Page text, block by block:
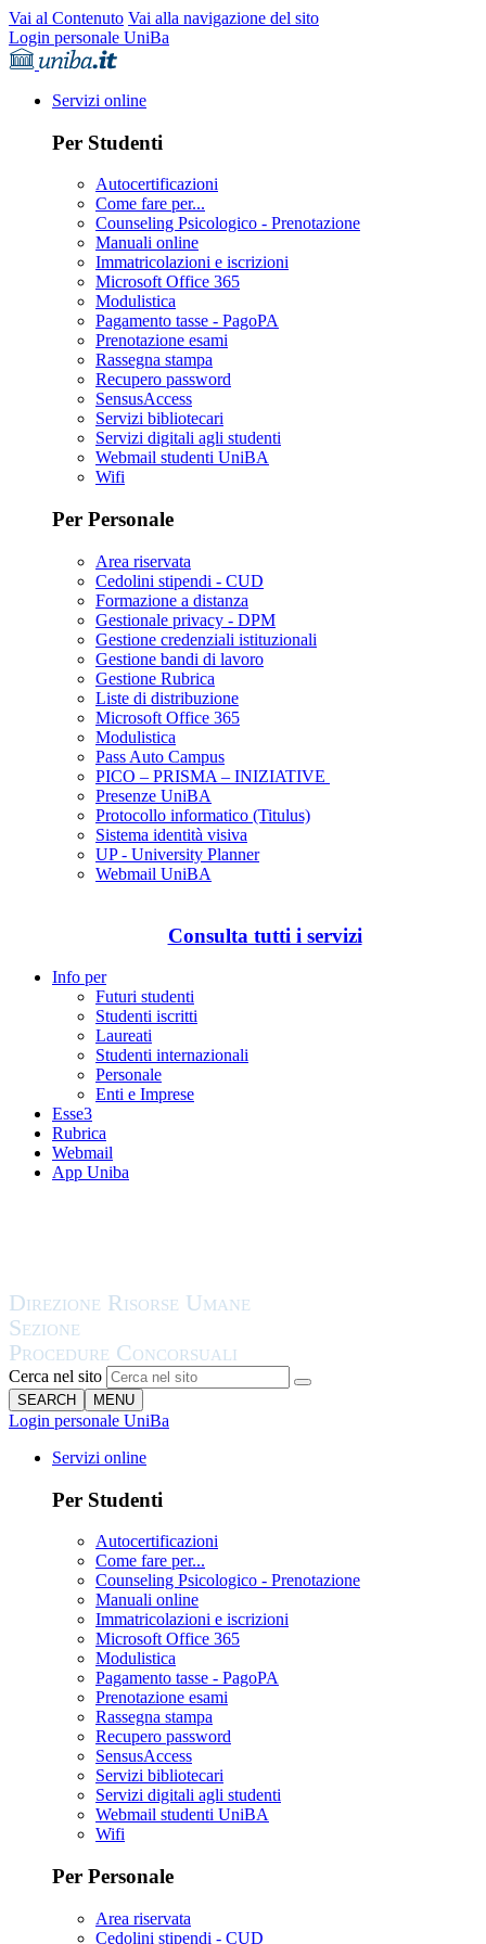
Vai al Contenuto Vai alla navigazione del sito
Login personale UniBa
Servizi online
Per Studenti
Autocertificazioni
Come fare per...
Counseling Psicologico - Prenotazione
Manuali online
Immatricolazioni e iscrizioni
Microsoft Office 365
Modulistica
Pagamento tasse - PagoPA
Prenotazione esami
Rassegna stampa
Recupero password
SensusAccess
Servizi bibliotecari
Servizi digitali agli studenti
Webmail studenti UniBA
Wifi
Per Personale
Area riservata
Cedolini stipendi - CUD
Formazione a distanza
Gestionale privacy - DPM
Gestione credenziali istituzionali
Gestione bandi di lavoro
Gestione Rubrica
Liste di distribuzione
Microsoft Office 365
Modulistica
Pass Auto Campus
PICO – PRISMA – INIZIATIVE
Presenze UniBA
Protocollo informatico (Titulus)
Sistema identità visiva
UP - University Planner
Webmail UniBA
Consulta tutti i servizi
Info per
Futuri studenti
Studenti iscritti
Laureati
Studenti internazionali
Personale
Enti e Imprese
Esse3
Rubrica
Webmail
App Uniba
Cerca nel sito
SEARCH MENU
Login personale UniBa
Servizi online
Per Studenti
Autocertificazioni
Come fare per...
Counseling Psicologico - Prenotazione
Manuali online
Immatricolazioni e iscrizioni
Microsoft Office 365
Modulistica
Pagamento tasse - PagoPA
Prenotazione esami
Rassegna stampa
Recupero password
SensusAccess
Servizi bibliotecari
Servizi digitali agli studenti
Webmail studenti UniBA
Wifi
Per Personale
Area riservata
Cedolini stipendi - CUD